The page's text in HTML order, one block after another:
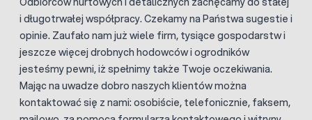
i długotrwałej współpracy. Czekamy na Państwa sugestie i
opinie. Zaufało nam już wiele firm, tysiące gospodarstw i
jeszcze więcej drobnych hodowców i ogrodników
jesteśmy pewni, iż spełnimy także Twoje oczekiwania.
Mając na uwadze dobro naszych klientów można
kontaktować się z nami: osobiście, telefonicznie, faksem,